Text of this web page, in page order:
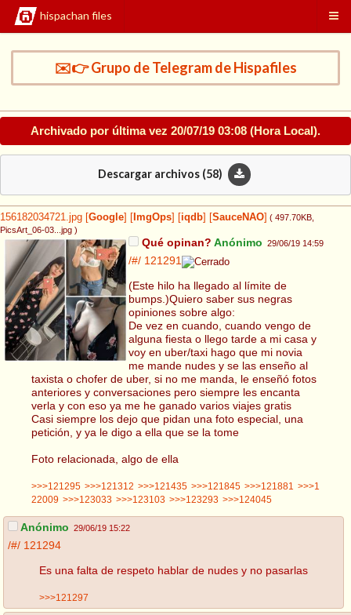
hispachan files
✉️👉 Grupo de Telegram de Hispafiles
Archivado por última vez 20/07/19 03:08 (Hora Local).
Descargar archivos (58)
156182034721.jpg Google ImgOps iqdb SauceNAO ( 497.70KB
PicsArt_06-03...jpg )
Qué opinan? Anónimo 29/06/19 14:59
/#/ 121291
(Este hilo ha llegado al límite de
bumps.)Quiero saber sus negras
opiniones sobre algo:
De vez en cuando, cuando vengo de
alguna fiesta o llego tarde a mi casa y
voy en uber/taxi hago que mi novia
me mande nudes y se las enseño al
taxista o chofer de uber, si no me manda, le enseñó fotos
anteriores y conversaciones pero siempre les encanta
verla y con eso ya me he ganado varios viajes gratis
Casi siempre los dejo que pidan una foto especial, una
petición, y ya le digo a ella que se la tome
Foto relacionada, algo de ella
>>>121295 >>>121312 >>>121435 >>>121845 >>>121881
>>>1
22009 >>>123033 >>>123103 >>>123293 >>>124045
Anónimo 29/06/19 15:22
/#/ 121294
Es una falta de respeto hablar de nudes y no pasarlas
>>>121297